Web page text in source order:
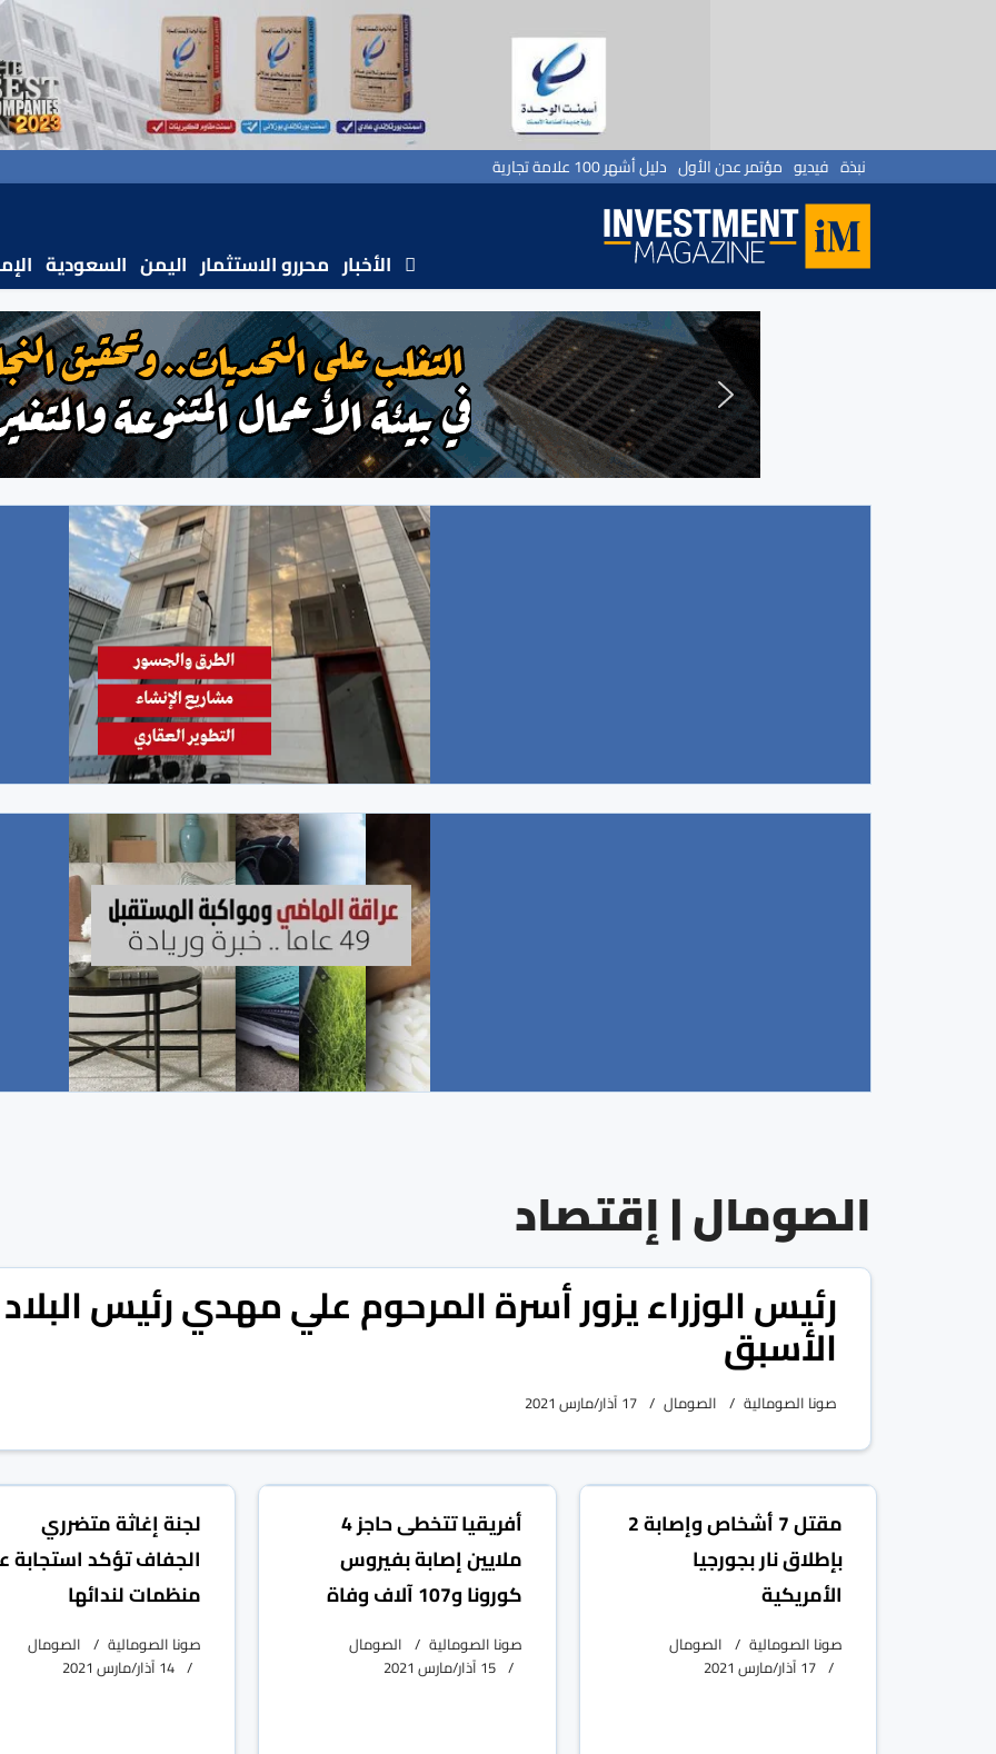
نبذة فيديو مؤتمر عدن الأول دليل أشهر 100 علامة تجارية
الأخبار محررو الاستثمار اليمن السعودية
الصومال | إقتصاد
رئيس الوزراء يزور أسرة المرحوم علي مهدي رئيس البلاد
الأسبق
صونا الصومالية الصومال 17 آذار/مارس 2021
مقتل 7 أشخاص وإصابة 2
بإطلاق نار بجورجيا
الأمريكية
صونا الصومالية
الصومال
17 آذار/مارس 2021
أفريقيا تتخطى حاجز 4
ملايين إصابة بفيروس
كورونا و107 آلاف وفاة
صونا الصومالية
الصومال
15 آذار/مارس 2021
لجنة إغاثة متضرري
الجفاف تؤكد استجابة
منظمات لندائها
صونا الصومالية
الصومال
14 آذار/مارس 2021